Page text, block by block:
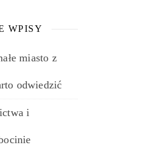
WPISY
miasto z
odwiedzić
i